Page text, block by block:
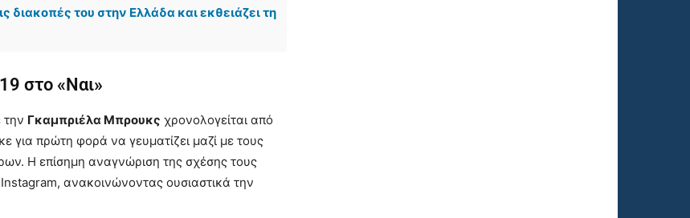
διακοπές του στην Ελλάδα και εκθειάζει τη
στο «Ναι»
Γκαμπριέλα Μπρουκς χρονολογείται από
για πρώτη φορά να γευματίζει μαζί με τους
Η επίσημη αναγνώριση της σχέσης τους
ανακοινώνοντας ουσιαστικά την